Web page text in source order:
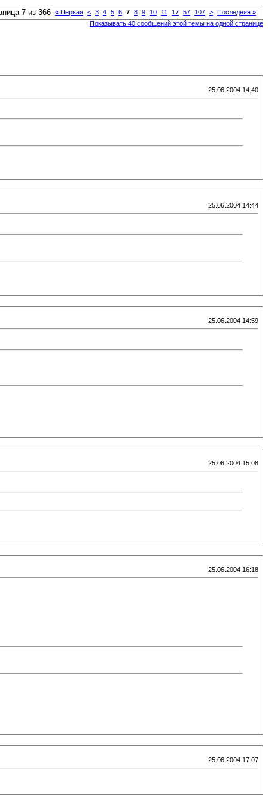
7 из 366 « Первая < 3 4 5 6 7 8 9 10 11 17 57 107 > Последняя »
Показывать 40 сообщений этой темы на одной странице
25.06.2004 14:40
25.06.2004 14:44
25.06.2004 14:59
25.06.2004 15:08
25.06.2004 16:18
25.06.2004 17:07